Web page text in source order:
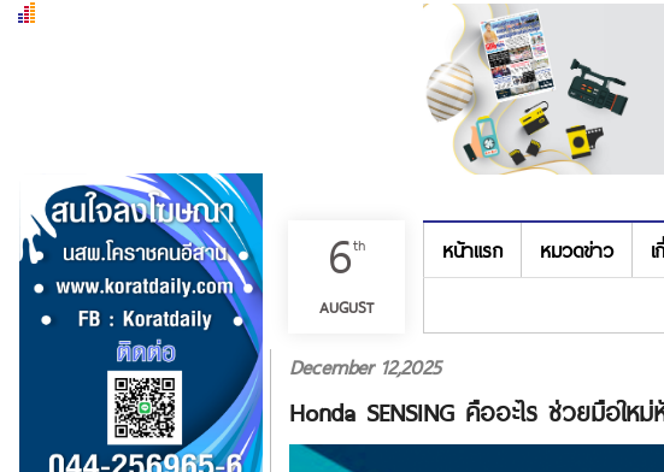
6th
AUGUST
เมนู
หน้าแรก หมวดข่าว
December 12,2025
Honda SENSING คืออะไร ช่วยมือใหม่